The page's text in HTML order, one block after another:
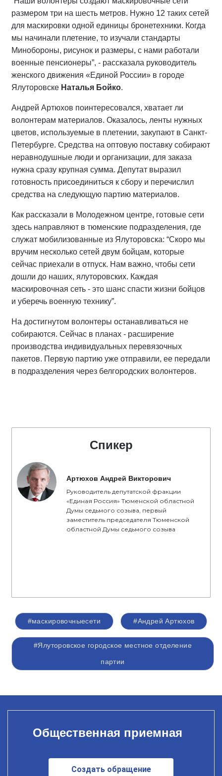
размером три на шесть метров. Нужно 12 таких сетей
для маскировки одной единицы бронетехники. Когда
мы начинали плетение, то изучали стандарты
Минобороны, рисунок и размеры, с нами работали
военные пенсионеры”, - рассказала руководитель
женского движения «Единой России» в городе
Ялуторовске Наталья Бойко.
Андрей Артюхов поинтересовался, хватает ли
волонтерам материалов. Оказалось, ленты нужных
цветов, используемые в плетении, закупают в Санкт-
Петербурге. Средства на оптовую поставку собирают
неравнодушные люди и организации, для заказа
нужна сразу крупная сумма. Депутат выразил
готовность присоединиться к сбору и перечислил
средства на следующую партию материалов.
Как рассказали в Молодежном центре, готовые сети
здесь направляют в тюменские подразделения, где
служат мобилизованные из Ялуторовска: “Скоро мы
вручим несколько сетей двум бойцам, которые
сейчас приехали в отпуск. Нам важно, чтобы сети
дошли до наших, ялуторовских. Каждая
маскировочная сеть - это шанс спасти жизни бойцов
и уберечь военную технику”.
На достигнутом волонтеры останавливаться не
собираются. Сейчас в планах - расширение
производства индивидуальных перевязочных
пакетов. Первую партию уже отправили, ее передали
в подразделения через белгородских волонтеров.
Спикер
Артюхов Андрей Викторович
Руководитель депутатской фракции
«Единая Россия» Тюменской областной
Думы седьмого созыва, первый
заместитель председателя Тюменской
областной Думы седьмого созыва
#маскировочныесети #Андрей Артюхов
#Ялуторовское городское местное отделение
партии
Общественная приемная
Создать обращение